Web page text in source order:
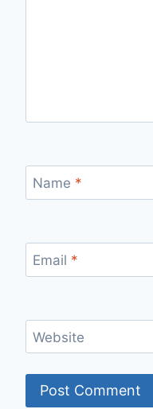
Name *
Email *
Website